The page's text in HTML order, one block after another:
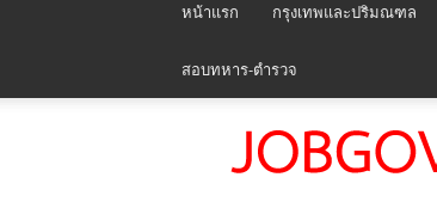
หน้าแรก กรุงเทพและปริมณฑล
สอบทหาร-ตำรวจ